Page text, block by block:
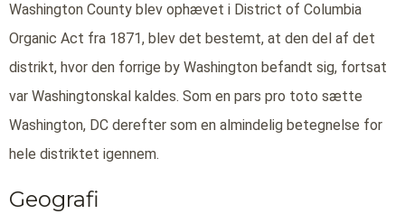
Washington County blev ophævet i District of Columbia
Organic Act fra 1871, blev det bestemt, at den del af det
distrikt, hvor den forrige by Washington befandt sig, fortsat
var Washingtonskal kaldes. Som en pars pro toto sætte
Washington, DC derefter som en almindelig betegnelse for
hele distriktet igennem.
Geografi